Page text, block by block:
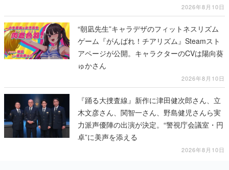
2026年8月10日
“朝凪先生”キャラデザのフィットネスリズム
ゲーム『がんばれ！チアリズム』Steamスト
アページが公開。キャラクターのCVは陽向葵
ゅかさん
2026年8月10日
『踊る大捜査線』新作に津田健次郎さん、立
木文彦さん、関智一さん、野島健児さんら実
力派声優陣の出演が決定。“警視庁会議室・円
卓”に美声を添える
2026年8月10日